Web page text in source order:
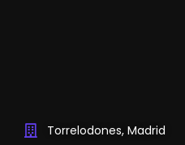
Torrelodones, Madrid